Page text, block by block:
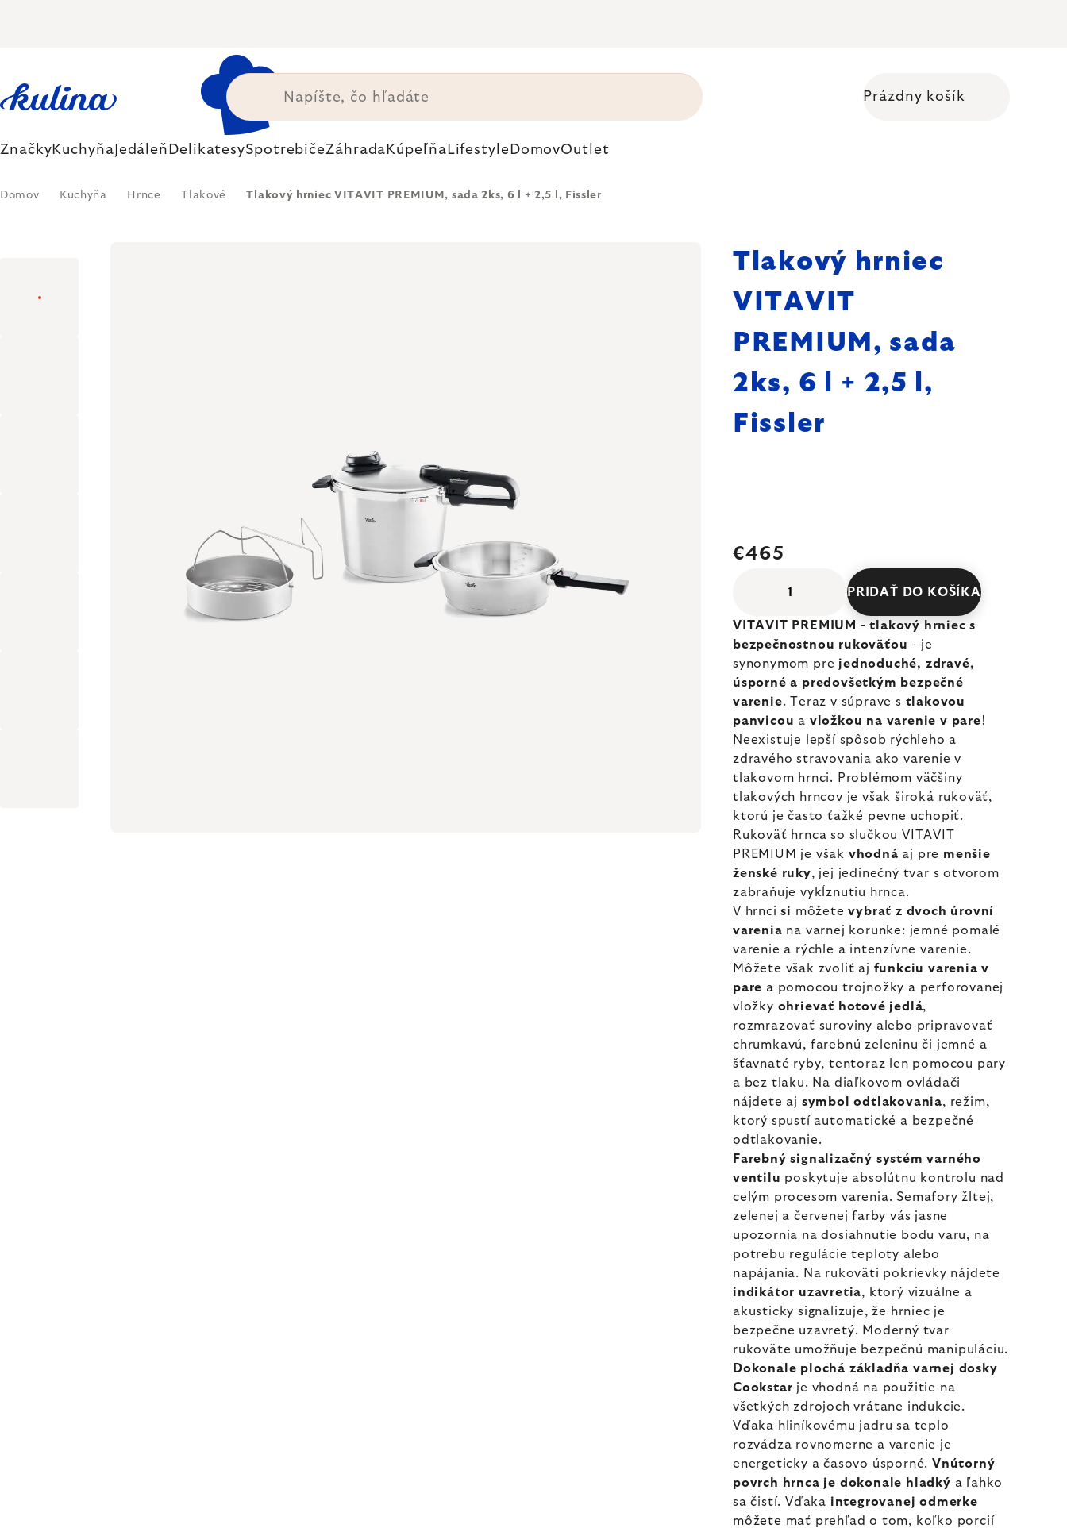
Prázdny košík
ZnačkyKuchyňa Jedáleň DelikatesySpotrebičeZáhrada Kúpeľňa Lifestyle DomovOutlet
Domov Kuchyňa Hrnce Tlakové Tlakový hrniec VITAVIT PREMIUM, sada 2ks, 6 l + 2,5 l, Fissler
Tlakový hrniec
VITAVIT
PREMIUM, sada
2ks, 6 l + 2,5 l,
Fissler
€465
PRIDAŤ DO KOŠÍKA
VITAVIT PREMIUM - tlakový hrniec s
bezpečnostnou rukoväťou- je
synonymom pre jednoduché, zdravé,
úsporné a predovšetkým bezpečné
varenie. Teraz v súprave s tlakovou
panvicou a vložkou na varenie v pare!
Neexistuje lepší spôsob rýchleho a
zdravého stravovania ako varenie v
tlakovom hrnci. Problémom väčšiny
tlakových hrncov je však široká rukoväť,
ktorú je často ťažké pevne uchopiť.
Rukoväť hrnca so slučkou VITAVIT
PREMIUM je však vhodná aj pre menšie
ženské ruky, jej jedinečný tvar s otvorom
zabraňuje vykĺznutiu hrnca.
V hrnci si môžete vybrať z dvoch úrovní
varenia na varnej korunke: jemné pomalé
varenie a rýchle a intenzívne varenie.
Môžete však zvoliť aj funkciu varenia v
pare a pomocou trojnožky a perforovanej
vložky ohrievať hotové jedlá,
rozmrazovať suroviny alebo pripravovať
chrumkavú, farebnú zeleninu či jemné a
šťavnaté ryby, tentoraz len pomocou pary
a bez tlaku. Na diaľkovom ovládači
nájdete aj symbol odtlakovania, režim,
ktorý spustí automatické a bezpečné
odtlakovanie.
Farebný signalizačný systém varného
ventilu poskytuje absolútnu kontrolu nad
celým procesom varenia. Semafory žltej,
zelenej a červenej farby vás jasne
upozornia na dosiahnutie bodu varu, na
potrebu regulácie teploty alebo
napájania. Na rukoväti pokrievky nájdete
indikátor uzavretia, ktorý vizuálne a
akusticky signalizuje, že hrniec je
bezpečne uzavretý. Moderný tvar
rukoväte umožňuje bezpečnú manipuláciu.
Dokonale plochá základňa varnej dosky
Cookstar je vhodná na použitie na
všetkých zdrojoch vrátane indukcie.
Vďaka hliníkovému jadru sa teplo
rozvádza rovnomerne a varenie je
energeticky a časovo úsporné.Vnútorný
povrch hrnca je dokonale hladký a ľahko
sa čistí. Vďaka integrovanej odmerke
môžete mať prehľad o tom, koľko porcií